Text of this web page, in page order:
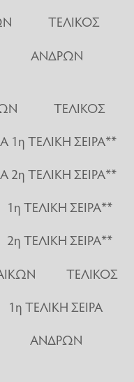
ΤΕΛΙΚΟΣ
ΑΝΔΡΩΝ
ΤΕΛΙΚΟΣ
ΤΕΛΙΚΗ ΣΕΙΡΑ**
ΤΕΛΙΚΗ ΣΕΙΡΑ**
ΤΕΛΙΚΗ ΣΕΙΡΑ**
ΤΕΛΙΚΗ ΣΕΙΡΑ**
ΤΕΛΙΚΟΣ
ΣΕΙΡΑ
ΑΝΔΡΩΝ